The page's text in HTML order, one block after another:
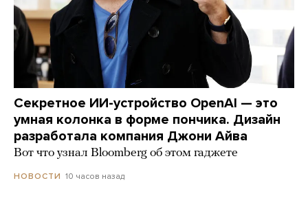
Секретное ИИ-устройство OpenAI — это
умная колонка в форме пончика. Дизайн
разработала компания Джони Айва
Вот что узнал Bloomberg об этом гаджете
НОВОСТИ 10 часов назад